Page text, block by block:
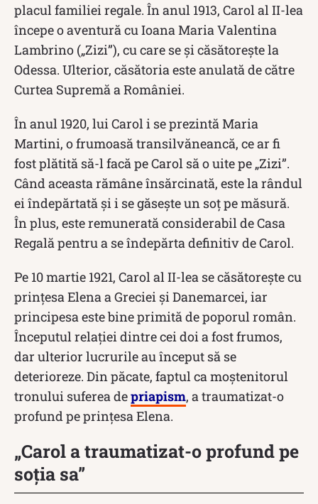
placul familiei regale. În anul 1913, Carol al II-lea
începe o aventură cu Ioana Maria Valentina
Lambrino („Zizi”), cu care se și căsătorește la
Odessa. Ulterior, căsătoria este anulată de către
Curtea Supremă a României.
În anul 1920, lui Carol i se prezintă Maria
Martini, o frumoasă transilvăneancă, ce ar fi
fost plătită să-l facă pe Carol să o uite pe „Zizi”.
Când aceasta rămâne însărcinată, este la rândul
ei îndepărtată și i se găsește un soț pe măsură.
În plus, este remunerată considerabil de Casa
Regală pentru a se îndepărta definitiv de Carol.
Pe 10 martie 1921, Carol al II-lea se căsătorește cu
prinţesa Elena a Greciei şi Danemarcei, iar
principesa este bine primită de poporul român.
Începutul relației dintre cei doi a fost frumos,
dar ulterior lucrurile au început să se
deterioreze. Din păcate, faptul ca moștenitorul
tronului suferea depriapism, a traumatizat-o
profund pe prințesa Elena.
„Carol a traumatizat-o profund pe
soția sa”